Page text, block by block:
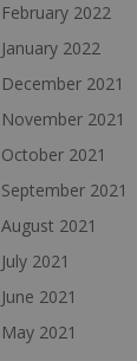
February 2022
January 2022
December 2021
November 2021
October 2021
September 2021
August 2021
July 2021
June 2021
May 2021